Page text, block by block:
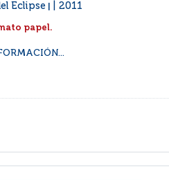
Eclipse
2011
papel.